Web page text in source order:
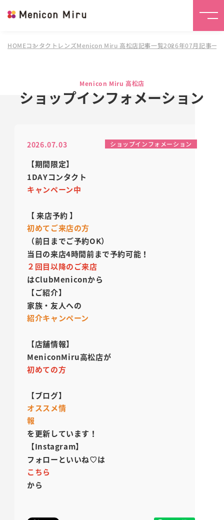
HOMEコンタクトレンズMenicon Miru 高松店記事一覧2026年07月記事一覧
Menicon Miru 高松店
ショップインフォメーション
2026.07.03 ショップインフォメーション
【期間限定】
1DAYコンタクト
キャンペーン中
【 来店予約】
初めてご来店の方
（前日までご予約OK）
当日の来店4時間前まで予約可能！
２回目以降のご来店
はClubMeniconから
【ご紹介】
家族・友人への
紹介キャンペーン
【店舗情報】
MeniconMiru高松店が
初めての方
【ブログ】
オススメ情
報
を更新しています！
【Instagram】
フォローといいね♡は
こちら
から